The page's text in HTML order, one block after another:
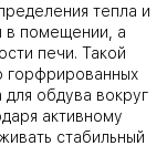
тепла и
в помещении, а
печи. Такой
горфрированных
обдува вокруг
активному
стабильный